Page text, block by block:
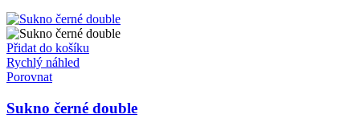
Přidat do košíku
Rychlý náhled
Porovnat
Sukno černé double